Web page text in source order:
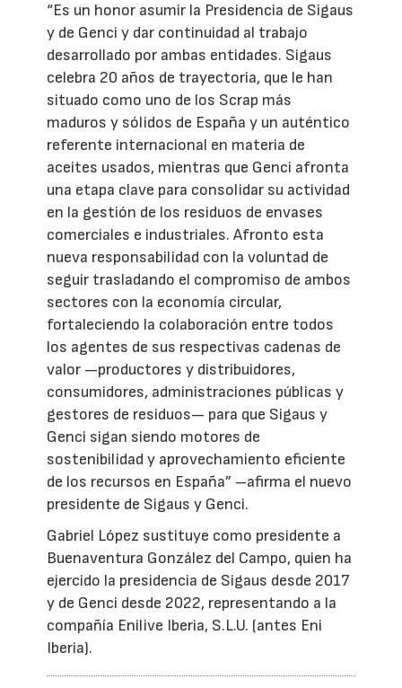
“Es un honor asumir la Presidencia de Sigaus
y de Genci y dar continuidad al trabajo
desarrollado por ambas entidades. Sigaus
celebra 20 años de trayectoria, que le han
situado como uno de los Scrap más
maduros y sólidos de España y un auténtico
referente internacional en materia de
aceites usados, mientras que Genci afronta
una etapa clave para consolidar su actividad
en la gestión de los residuos de envases
comerciales e industriales. Afronto esta
nueva responsabilidad con la voluntad de
seguir trasladando el compromiso de ambos
sectores con la economía circular,
fortaleciendo la colaboración entre todos
los agentes de sus respectivas cadenas de
valor —productores y distribuidores,
consumidores, administraciones públicas y
gestores de residuos— para que Sigaus y
Genci sigan siendo motores de
sostenibilidad y aprovechamiento eficiente
de los recursos en España” –afirma el nuevo
presidente de Sigaus y Genci.
Gabriel López sustituye como presidente a
Buenaventura González del Campo, quien ha
ejercido la presidencia de Sigaus desde 2017
y de Genci desde 2022, representando a la
compañía Enilive Iberia, S.L.U. (antes Eni
Iberia).